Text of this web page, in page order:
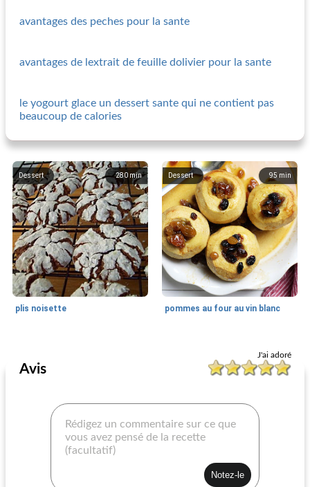
avantages des peches pour la sante
avantages de lextrait de feuille dolivier pour la sante
le yogourt glace un dessert sante qui ne contient pas
beaucoup de calories
280 min
Dessert
plis noisette
95 min
Dessert
pommes au four au vin blanc
Maria Luisa
J'ai adoré
Avis